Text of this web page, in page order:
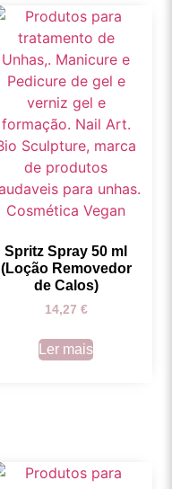
Spritz Spray 50 ml
(Loção Removedor
de Calos)
14,27 €
Ler mais